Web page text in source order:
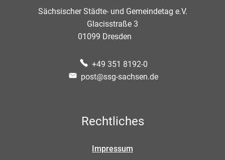
Sächsischer Städte- und Gemeindetag e.V.
Glacisstraße 3
01099 Dresden
+49 351 8192-0
post@ssg-sachsen.de
Rechtliches
Impressum